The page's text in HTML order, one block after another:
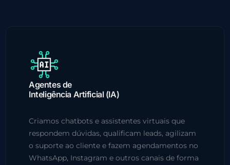
Agentes de
Inteligência Artificial (IA)
Criamos chatbots e assistentes virtuais que
respondem dúvidas, qualificam leads, agilizam
o suporte ao cliente e fazem agendamentos no
WhatsApp, Instagram e outros canais de forma